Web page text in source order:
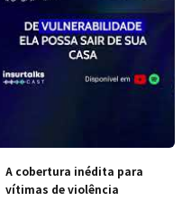
A cobertura inédita para
vítimas de violência